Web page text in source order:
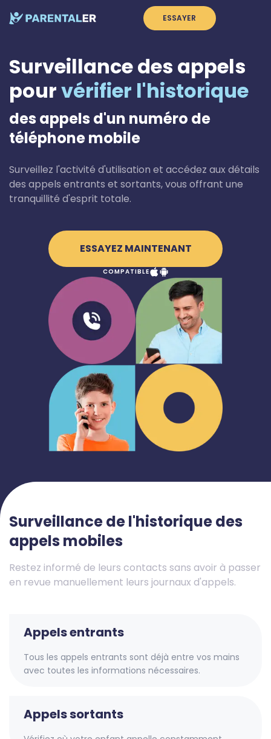
ESSAYER
Surveillance des appels
pourvérifier l'historique
des appels d'un numéro de
téléphone mobile
Surveillez l'activité d'utilisation et accédez aux détails
des appels entrants et sortants, vous offrant une
tranquillité d'esprit totale.
ESSAYEZ MAINTENANT
COMPATIBLE
Surveillance de l'historique des
appels mobiles
Restez informé de leurs contacts sans avoir à passer
en revue manuellement leurs journaux d'appels.
Appels entrants
Tous les appels entrants sont déjà entre vos mains
avec toutes les informations nécessaires.
Appels sortants